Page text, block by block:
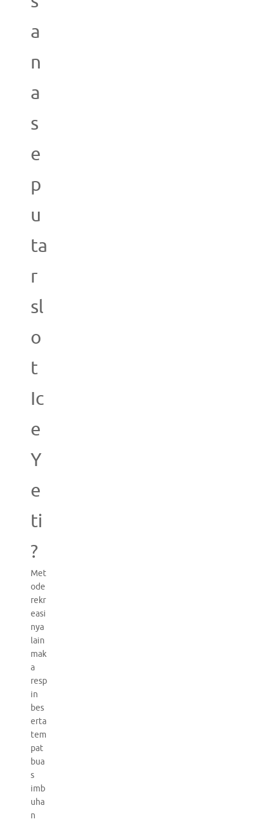
a
n
a
s
e
p
u
ta
r
sl
o
t
Ic
e
Y
e
ti
?
Met
ode
rekr
easi
nya
lain
mak
a
resp
in
bes
erta
tem
pat
bua
s
imb
uha
n